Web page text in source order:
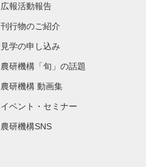
広報活動報告
刊行物のご紹介
見学の申し込み
農研機構「旬」の話題
農研機構 動画集
イベント・セミナー
農研機構SNS